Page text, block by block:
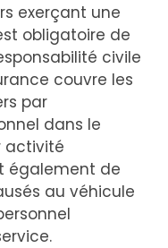
exerçant une
obligatoire de
civile
couvre les
par
dans le
activité
également de
au véhicule